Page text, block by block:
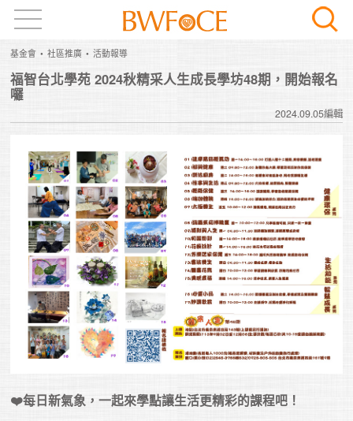
基金會 社區推廣 活動報導
福智台北學苑 2024秋精采人生成長學坊48期，開始報名
囉
2024.09.05編輯
❤️每日新氣象，一起來學點讓生活更精彩的課程吧！